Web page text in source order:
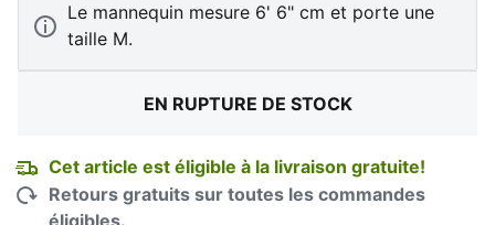
Le mannequin mesure 6' 6" cm et porte une
taille M.
EN RUPTURE DE STOCK
Cet article est éligible à la livraison gratuite!
Retours gratuits sur toutes les commandes
éligibles.